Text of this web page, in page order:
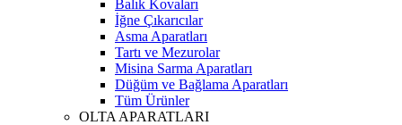
Balık Kovaları
İğne Çıkarıcılar
Asma Aparatları
Tartı ve Mezurolar
Misina Sarma Aparatları
Düğüm ve Bağlama Aparatları
Tüm Ürünler
OLTA APARATLARI